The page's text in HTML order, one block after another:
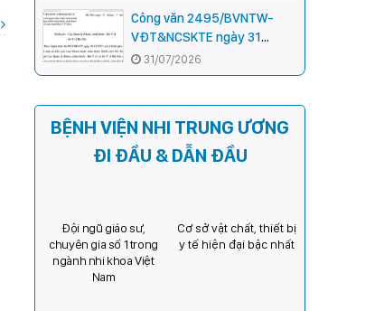
Công văn 2495/BVNTW-
VĐT&NCSKTE ngày 31
tháng 7 năm 2026 V/v Danh
sách người thực hành hoàn
với chức danh Bác sĩ Y khoa
31/07/2026
BỆNH VIỆN NHI TRUNG ƯƠNG
ĐI ĐẦU & DẪN ĐẦU
Đội ngũ giáo sư,
chuyên gia số 1 trong
ngành nhi khoa Việt
Nam
Cơ sở vật chất, thiết bị
y tế hiện đại bậc nhất